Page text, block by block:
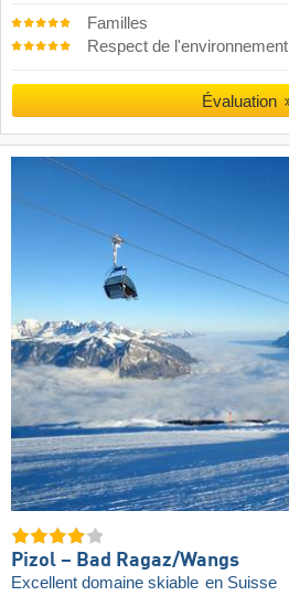
Familles
Respect de l'environnement
Évaluation
Pizol – Bad Ragaz/​Wangs
Excellent domaine skiable en Suisse